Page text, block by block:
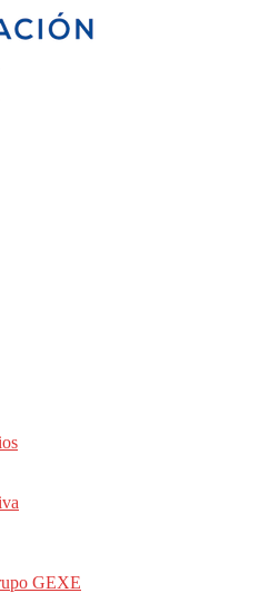
GEXE